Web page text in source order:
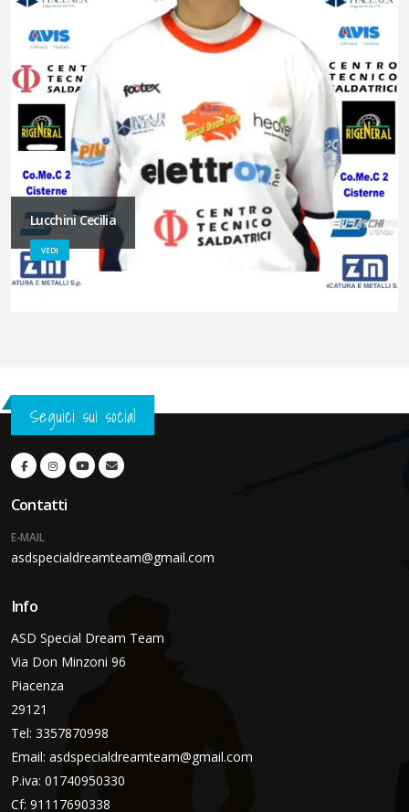
Lucchini Cecilia
VEDI
Seguici sui social
Contatti
E-MAIL
asdspecialdreamteam@gmail.com
Info
ASD Special Dream Team
Via Don Minzoni 96
Piacenza
29121
Tel: 3357870998
Email: asdspecialdreamteam@gmail.com
P.iva: 01740950330
Cf: 91117690338